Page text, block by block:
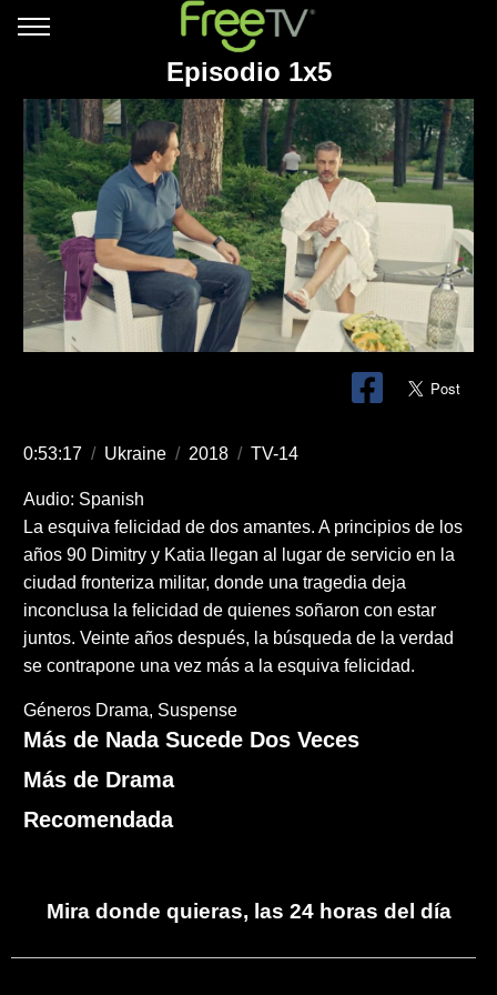
Episodio 1x5
0:53:17 / Ukraine / 2018 / TV-14
Audio: Spanish
La esquiva felicidad de dos amantes. A principios de los
años 90 Dimitry y Katia llegan al lugar de servicio en la
ciudad fronteriza militar, donde una tragedia deja
inconclusa la felicidad de quienes soñaron con estar
juntos. Veinte años después, la búsqueda de la verdad
se contrapone una vez más a la esquiva felicidad.
Géneros Drama Suspense
Más de Nada Sucede Dos Veces
Más de Drama
Recomendada
Mira donde quieras, las 24 horas del día